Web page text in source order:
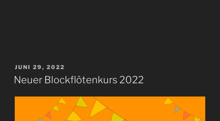
VERÖFFENTLICHT
AM
JUNI 29, 2022
Neuer Blockflötenkurs 2022